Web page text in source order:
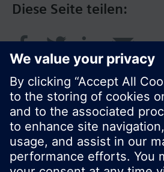
Diese Seite teilen:
© Siemens Schweiz AG 2016